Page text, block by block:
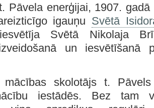
Pāvela enerģijai, 1907.
igauņu Svētā
Svētā Nikolaja
un iesvētīšanā
skolotājs t.
iestādēs. Bez tam